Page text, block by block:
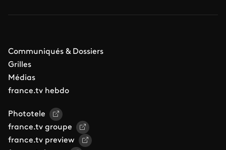
Communiqués & Dossiers
Grilles
Médias
france.tv hebdo
Phototele
france.tv groupe
france.tv preview